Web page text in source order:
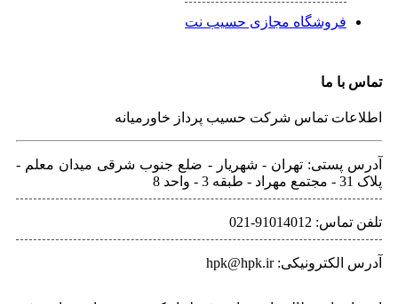
فروشگاه مجازی حسیب نت
تماس با ما
اطلاعات تماس شرکت حسیب پرداز خاورمیانه
آدرس پستی: تهران - شهريار - ضلع جنوب شرقی میدان معلم -
پلاک 31 - مجتمع مهراد - طبقه 3 - واحد 8
تلفن‌ تماس: 91014012-021
آدرس الکترونیکی: hpk@hpk.ir